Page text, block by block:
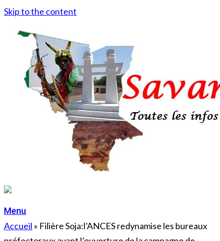
Skip to the content
Menu
Accueil » Filière Soja:l’ANCES redynamise les bureaux